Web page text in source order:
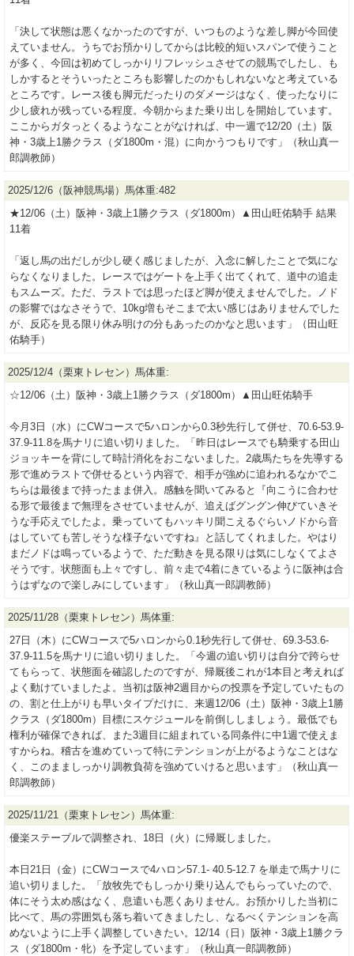
「決して状態は悪くなかったのですが、いつものような差し脚が今回使
えていません。うちでお預かりしてからは比較的短いスパンで使うこと
が多く、今回は初めてしっかりリフレッシュさせての競馬でしたし、も
しかするとそういったところも影響したのかもしれないなと考えている
ところです。レース後も脚元だったりのダメージはなく、使ったなりに
少し疲れが残っている程度。今朝からまた乗り出しを開始しています。
ここからガタっとくるようなことがなければ、中一週で12/20（土）阪
神・3歳上1勝クラス（ダ1800m・混）に向かうつもりです」（秋山真一
郎調教師）
2025/12/6（阪神競馬場）馬体重:482
★12/06（土）阪神・3歳上1勝クラス（ダ1800m）▲田山旺佑騎手 結果
11着
「返し馬の出だしが少し硬く感じましたが、入念に解したことで気にな
らなくなりました。レースではゲートを上手く出てくれて、道中の追走
もスムーズ。ただ、ラストでは思ったほど脚が使えませんでした。ノド
の影響ではなさそうで、10kg増もそこまで太い感じはありませんでした
が、反応を見る限り休み明けの分もあったのかなと思います」（田山旺
佑騎手）
2025/12/4（栗東トレセン）馬体重:
☆12/06（土）阪神・3歳上1勝クラス（ダ1800m）▲田山旺佑騎手
今月3日（水）にCWコースで5ハロンから0.3秒先行して併せ、70.6-53.9-
37.9-11.8を馬ナリに追い切りました。「昨日はレースでも騎乗する田山
ジョッキーを背にして時計消化をおこないました。2歳馬たちを先導する
形で進めラストで併せるという内容で、相手が強めに追われるなかでこ
ちらは最後まで持ったまま併入。感触を聞いてみると『向こうに合わせ
る形で最後まで無理をさせていませんが、追えばグングン伸びていきそ
うな手応えでしたよ。乗っていてもハッキリ聞こえるぐらいノドから音
はしていても苦しそうな様子ないですね』と話してくれました。やはり
まだノドは鳴っているようで、ただ動きを見る限りは気にしなくてよさ
そうです。状態面も上々ですし、前々走で4着にきているように阪神は合
うはずなので楽しみにしています」（秋山真一郎調教師）
2025/11/28（栗東トレセン）馬体重:
27日（木）にCWコースで5ハロンから0.1秒先行して併せ、69.3-53.6-
37.9-11.5を馬ナリに追い切りました。「今週の追い切りは自分で跨らせ
てもらって、状態面を確認したのですが、帰厩後これが1本目と考えれば
よく動けていましたよ。当初は阪神2週目からの投票を予定していたもの
の、割と仕上がりも早いタイプだけに、来週12/06（土）阪神・3歳上1勝
クラス（ダ1800m）目標にスケジュールを前倒ししましょう。最低でも
権利が確保できれば、また3週目に組まれている同条件に中1週で使えま
すからね。稽古を進めていって特にテンションが上がるようなことはな
く、このまましっかり調教負荷を強めていけると思います」（秋山真一
郎調教師）
2025/11/21（栗東トレセン）馬体重:
優楽ステーブルで調整され、18日（火）に帰厩しました。
本日21日（金）にCWコースで4ハロン57.1- 40.5-12.7 を単走で馬ナリに
追い切りました。「放牧先でもしっかり乗り込んでもらっていたので、
体にそう太め感はなく、息遣いも悪くありません。お預かりした当初に
比べて、馬の雰囲気も落ち着いてきましたし、なるべくテンションを高
めないように上手く調整していきたい。12/14（日）阪神・3歳上1勝クラ
ス（ダ1800m・牝）を予定しています」（秋山真一郎調教師）